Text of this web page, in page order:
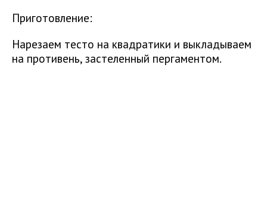
Приготовление:
Нарезаем тесто на квадратики и выкладываем
на противень, застеленный пергаментом.